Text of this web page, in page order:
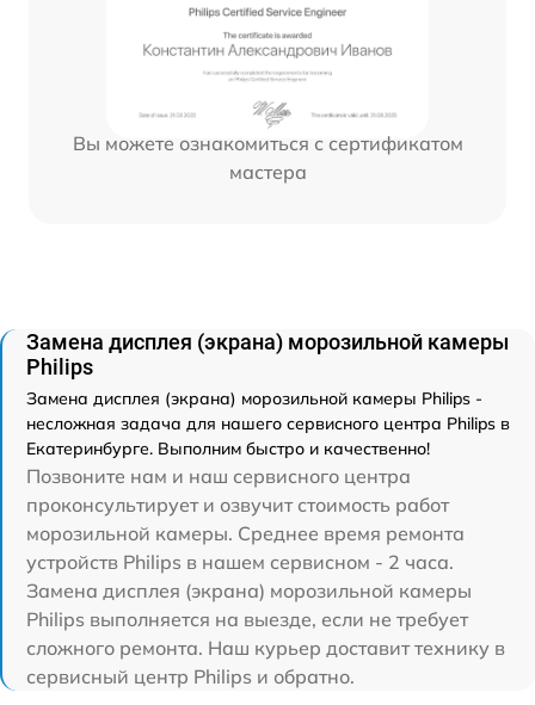
Вы можете ознакомиться с сертификатом
мастера
Замена дисплея (экрана) морозильной камеры
Philips
Замена дисплея (экрана) морозильной камеры Philips -
несложная задача для нашего сервисного центра Philips в
Екатеринбурге. Выполним быстро и качественно!
Позвоните нам и наш сервисного центра
проконсультирует и озвучит стоимость работ
морозильной камеры. Среднее время ремонта
устройств Philips в нашем сервисном - 2 часа.
Замена дисплея (экрана) морозильной камеры
Philips выполняется на выезде, если не требует
сложного ремонта. Наш курьер доставит технику в
сервисный центр Philips и обратно.